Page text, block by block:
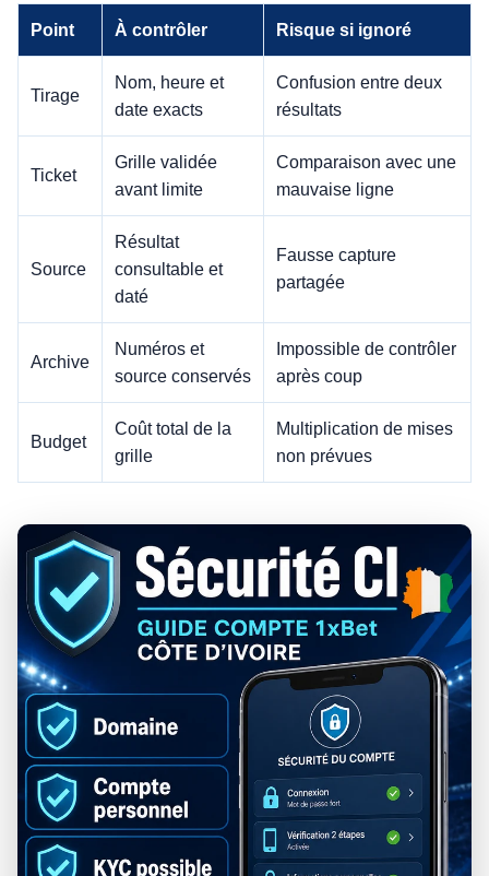
Point À contrôler Risque si ignoré
Tirage
Nom, heure et
date exacts
Confusion entre deux
résultats
Ticket
Grille validée
avant limite
Comparaison avec une
mauvaise ligne
Source
Résultat
consultable et
daté
Fausse capture
partagée
Archive
Numéros et
source conservés
Impossible de contrôler
après coup
Budget
Coût total de la
grille
Multiplication de mises
non prévues